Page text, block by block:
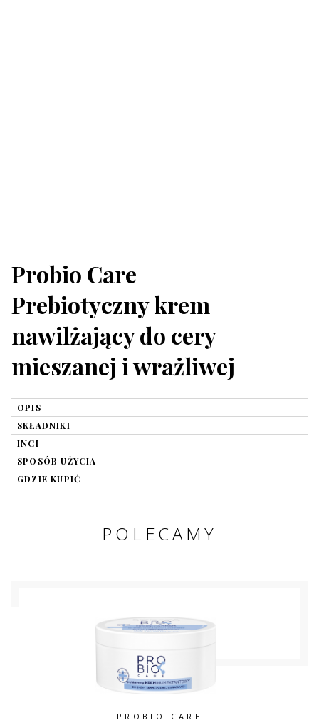
Probio Care
Prebiotyczny krem
nawilżający do cery
mieszanej i wrażliwej
OPIS
SKŁADNIKI
INCI
SPOSÓB UŻYCIA
GDZIE KUPIĆ
POLECAMY
PROBIO CARE